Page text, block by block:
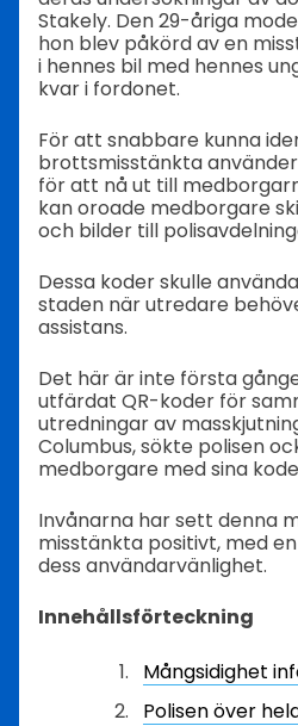
Stakely. Den 29-åriga
hon blev påkörd av en
i hennes bil med hennes
kvar i fordonet.
För att snabbare kunna
brottsmisstänkta
för att nå ut till
kan oroade medborgare
och bilder till
Dessa koder skulle
staden när utredare
assistans.
Det här är inte första
utfärdat QR-koder för
utredningar av
Columbus, sökte polisen
medborgare med sina
Invånarna har sett denna
misstänkta positivt, med
dess användarvänlighet.
Innehållsförteckning
Mångsidighet
Polisen över